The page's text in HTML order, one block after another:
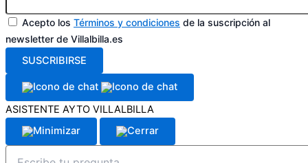
Acepto los Términos y condiciones de la suscripción al
newsletter de Villalbilla.es
SUSCRIBIRSE
ASISTENTE AYTO VILLALBILLA